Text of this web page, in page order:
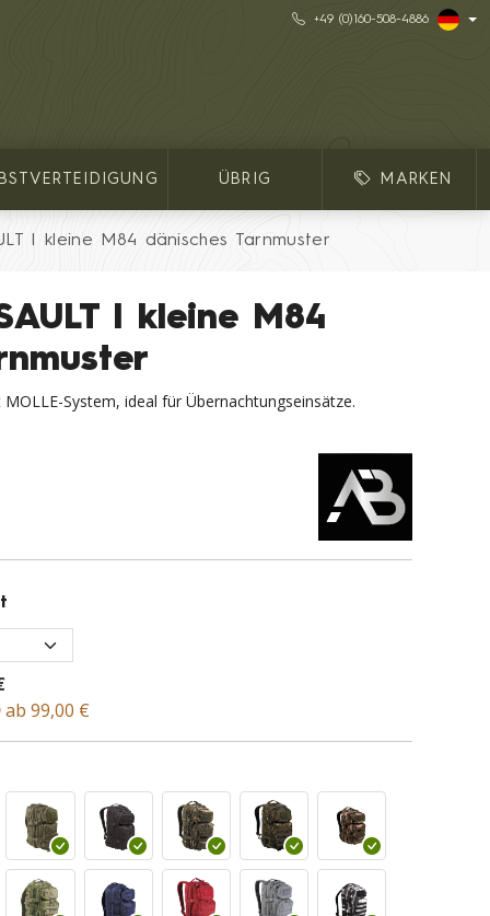
+49 (0)160-508-4886
ÜBRIG MARKEN
I kleine M84 dänisches Tarnmuster
I kleine M84
System, ideal für Übernachtungseinsätze.
ab 99,00 €